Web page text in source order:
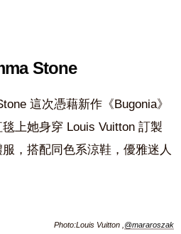
Stone
這次憑藉新作《Bugonia》
上她身穿 Louis Vuitton 訂製
，搭配同色系涼鞋，優雅迷人
Photo:Louis Vuitton , @mararoszak